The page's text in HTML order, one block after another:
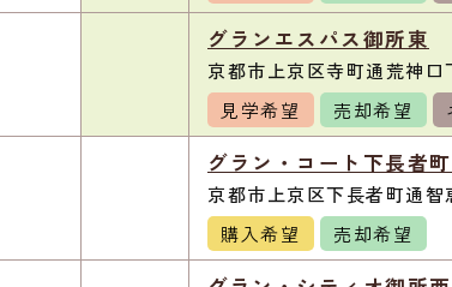
グランエスパス御所東
京都市上京区寺町通荒神口
見学希望
売却希望
グラン・コート下長者
京都市上京区下長者町通
購入希望
売却希望